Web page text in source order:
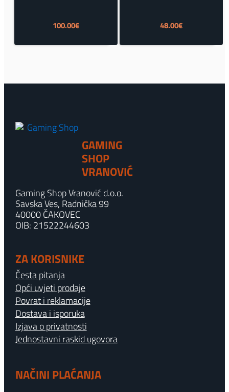
100.00€ 48.00€
GAMING
SHOP
VRANOVIĆ
Gaming Shop Vranović d.o.o.
Savska Ves, Radnička 99
40000 ČAKOVEC
OIB: 21522244603
ZA KORISNIKE
Česta pitanja
Opći uvjeti prodaje
Povrat i reklamacije
Dostava i isporuka
Izjava o privatnosti
Jednostavni raskid ugovora
NAČINI PLAĆANJA